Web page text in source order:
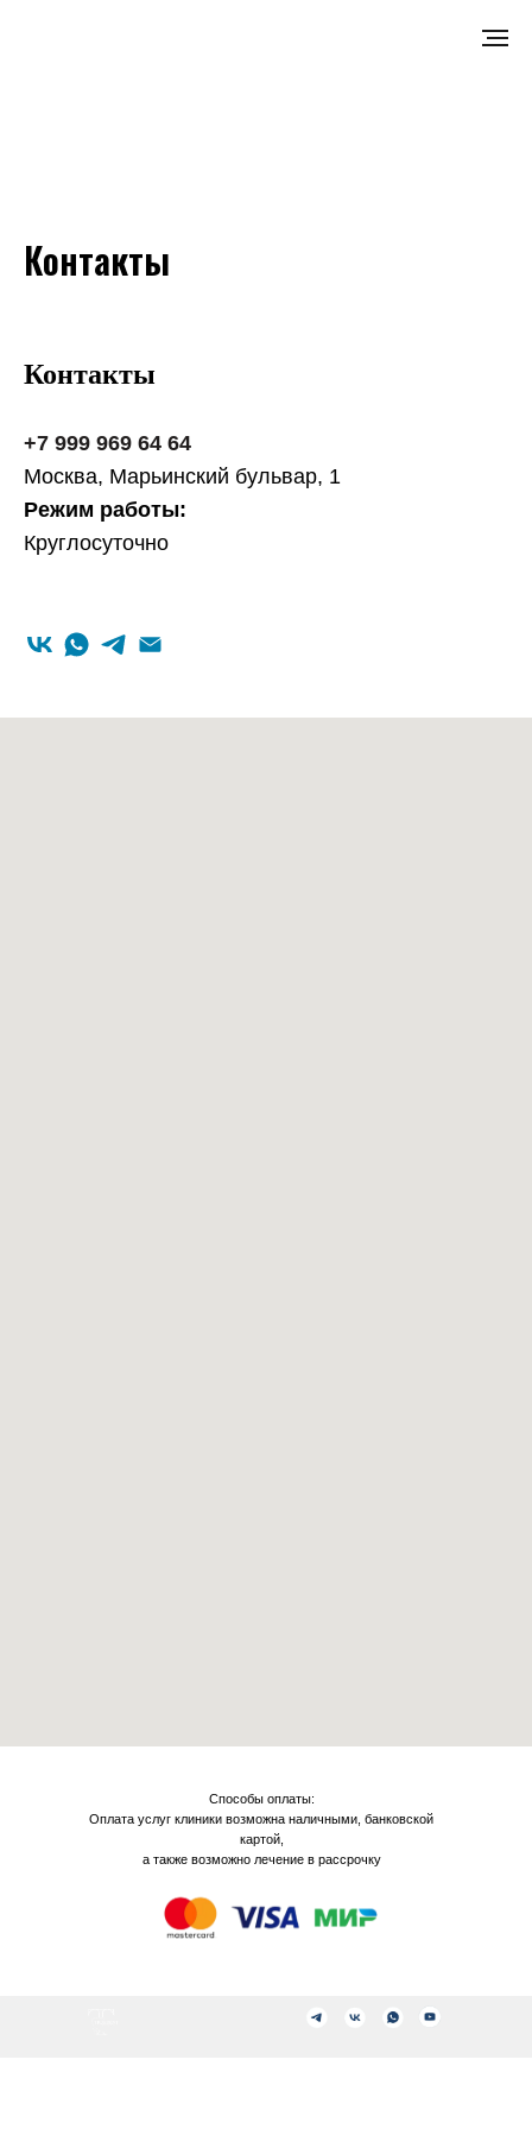
Контакты
Контакты
+7 999 969 64 64
Москва, Марьинский бульвар, 1
Режим работы:
Круглосуточно
Способы оплаты:
Оплата услуг клиники возможна наличными, банковской
картой,
а также возможно лечение в рассрочку